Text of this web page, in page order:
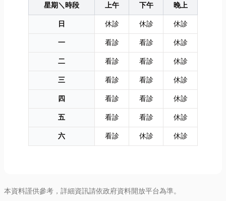
星期＼時段 上午 下午
晚上
日
休診 休診
休診
一
看診 看診
休診
二
看診 看診
休診
三
看診 看診
休診
四
看診 看診
休診
五
看診 看診
休診
六
看診 休診 休診
本資料謹供參考，詳細資訊請依政府資料開放平台為準。